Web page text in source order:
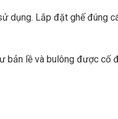
dụng. Lắp đặt ghế đúng
bản lề và bulông được cố